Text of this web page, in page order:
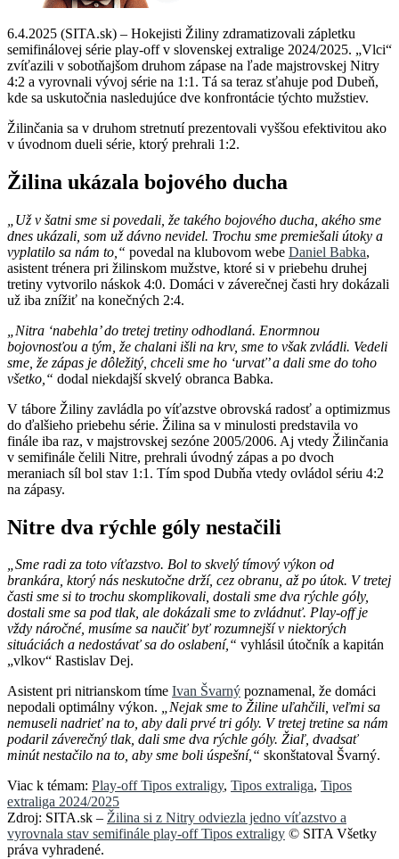
6.4.2025 (SITA.sk) – Hokejisti Žiliny zdramatizovali zápletku
semifinálovej série play-off v slovenskej extralige 2024/2025. „Vlci“
zvíťazili v sobotňajšom druhom zápase na ľade majstrovskej Nitry
4:2 a vyrovnali vývoj série na 1:1. Tá sa teraz sťahuje pod Dubeň,
kde sa uskutočnia nasledujúce dve konfrontácie týchto mužstiev.
Žilinčania sa v druhom stretnutí prezentovali vyššou efektivitou ako
v úvodnom dueli série, ktorý prehrali 1:2.
Žilina ukázala bojového ducha
„Už v šatni sme si povedali, že takého bojového ducha, akého sme
dnes ukázali, som už dávno nevidel. Trochu sme premiešali útoky a
vyplatilo sa nám to,“ povedal na klubovom webe Daniel Babka,
asistent trénera pri žilinskom mužstve, ktoré si v priebehu druhej
tretiny vytvorilo náskok 4:0. Domáci v záverečnej časti hry dokázali
už iba znížiť na konečných 2:4.
„Nitra ‘nabehla’ do tretej tretiny odhodlaná. Enormnou
bojovnosťou a tým, že chalani išli na krv, sme to však zvládli. Vedeli
sme, že zápas je dôležitý, chceli sme ho ‘urvať’ a dali sme do toho
všetko,“ dodal niekdajší skvelý obranca Babka.
V tábore Žiliny zavládla po víťazstve obrovská radosť a optimizmus
do ďalšieho priebehu série. Žilina sa v minulosti predstavila vo
finále iba raz, v majstrovskej sezóne 2005/2006. Aj vtedy Žilinčania
v semifinále čelili Nitre, prehrali úvodný zápas a po dvoch
meraniach síl bol stav 1:1. Tím spod Dubňa vtedy ovládol sériu 4:2
na zápasy.
Nitre dva rýchle góly nestačili
„Sme radi za toto víťazstvo. Bol to skvelý tímový výkon od
brankára, ktorý nás neskutočne drží, cez obranu, až po útok. V tretej
časti sme si to trochu skomplikovali, dostali sme dva rýchle góly,
dostali sme sa pod tlak, ale dokázali sme to zvládnuť. Play-off je
vždy náročné, musíme sa naučiť byť rozumnejší v niektorých
situáciách a nedostávať sa do oslabení,“ vyhlásil útočník a kapitán
„vlkov“ Rastislav Dej.
Asistent pri nitrianskom tíme Ivan Švarný poznamenal, že domáci
nepodali optimálny výkon. „Nejak sme to Žiline uľahčili, veľmi sa
nemuseli nadrieť na to, aby dali prvé tri góly. V tretej tretine sa nám
podaril záverečný tlak, dali sme dva rýchle góly. Žiaľ, dvadsať
minút nestačilo na to, aby sme boli úspešní,“ skonštatoval Švarný.
Viac k témam: Play-off Tipos extraligy, Tipos extraliga, Tipos
extraliga 2024/2025
Zdroj: SITA.sk – Žilina si z Nitry odviezla jedno víťazstvo a
vyrovnala stav semifinále play-off Tipos extraligy © SITA Všetky
práva vyhradené.